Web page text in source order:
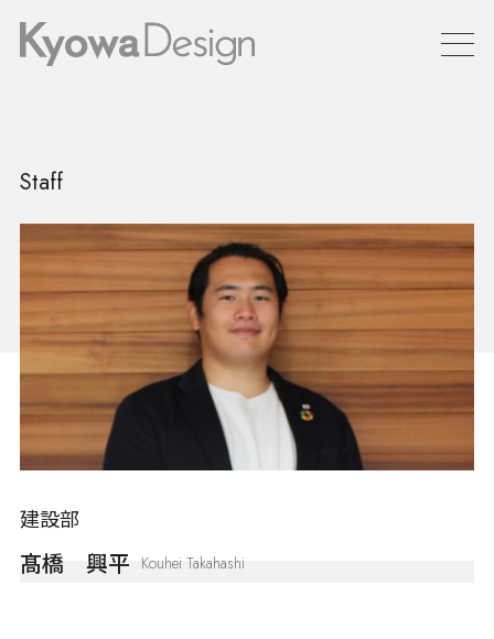
Staff
建設部
髙橋 興平 Kouhei Takahashi